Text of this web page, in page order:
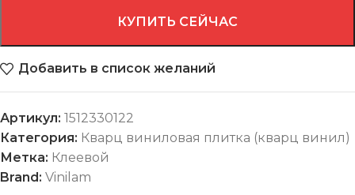
КУПИТЬ СЕЙЧАС
Добавить в список желаний
Артикул: 1512330122
Категория: Кварц виниловая плитка (кварц винил)
Метка: Клеевой
Brand: Vinilam